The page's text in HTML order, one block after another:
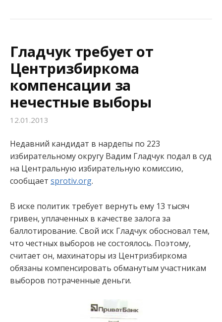
Гладчук требует от
Центризбиркома
компенсации за
нечестные выборы
12.01.2013
Недавний кандидат в нардепы по 223
избирательному округу Вадим Гладчук подал в суд
на Центральную избирательную комиссию,
сообщает sprotiv.org.
В иске политик требует вернуть ему 13 тысяч
гривен, уплаченных в качестве залога за
баллотирование. Свой иск Гладчук обосновал тем,
что честных выборов не состоялось. Поэтому,
считает он, махинаторы из Центризбиркома
обязаны компенсировать обманутым участникам
выборов потраченные деньги.